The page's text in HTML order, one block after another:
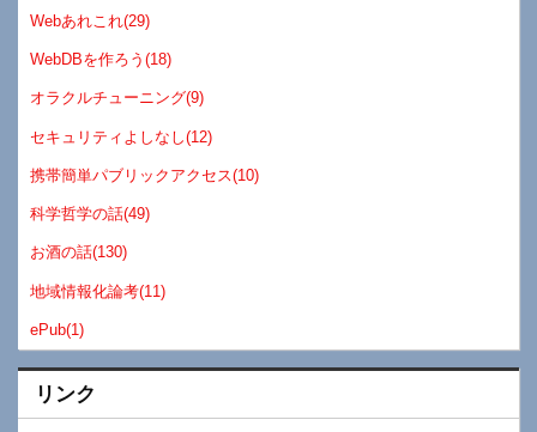
Webあれこれ(29)
WebDBを作ろう(18)
オラクルチューニング(9)
セキュリティよしなし(12)
携帯簡単パブリックアクセス(10)
科学哲学の話(49)
お酒の話(130)
地域情報化論考(11)
ePub(1)
リンク